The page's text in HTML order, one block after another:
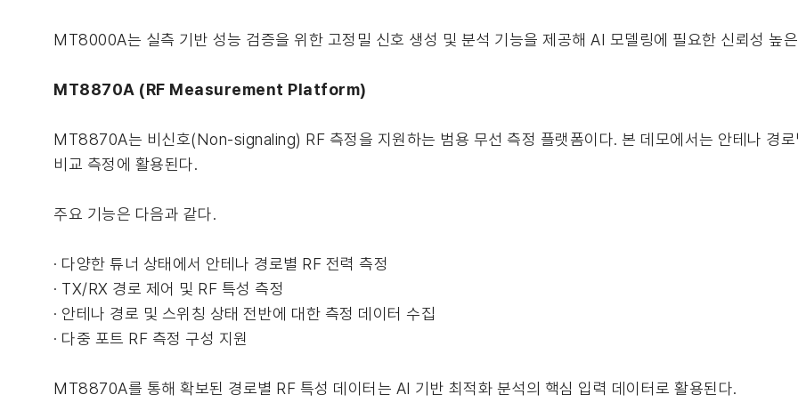
MT8000A는 실측 기반 성능 검증을 위한 고정밀 신호 생성 및 분석 기능을 제공해 AI 모델링에 필요한 신뢰성 높
MT8870A (RF Measurement Platform)
MT8870A는 비신호(Non-signaling) RF 측정을 지원하는 범용 무선 측정 플랫폼이다. 본 데모에서는 안테나 경
비교 측정에 활용된다.
주요 기능은 다음과 같다.
· 다양한 튜너 상태에서 안테나 경로별 RF 전력 측정
· TX/RX 경로 제어 및 RF 특성 측정
· 안테나 경로 및 스위칭 상태 전반에 대한 측정 데이터 수집
· 다중 포트 RF 측정 구성 지원
MT8870A를 통해 확보된 경로별 RF 특성 데이터는 AI 기반 최적화 분석의 핵심 입력 데이터로 활용된다.